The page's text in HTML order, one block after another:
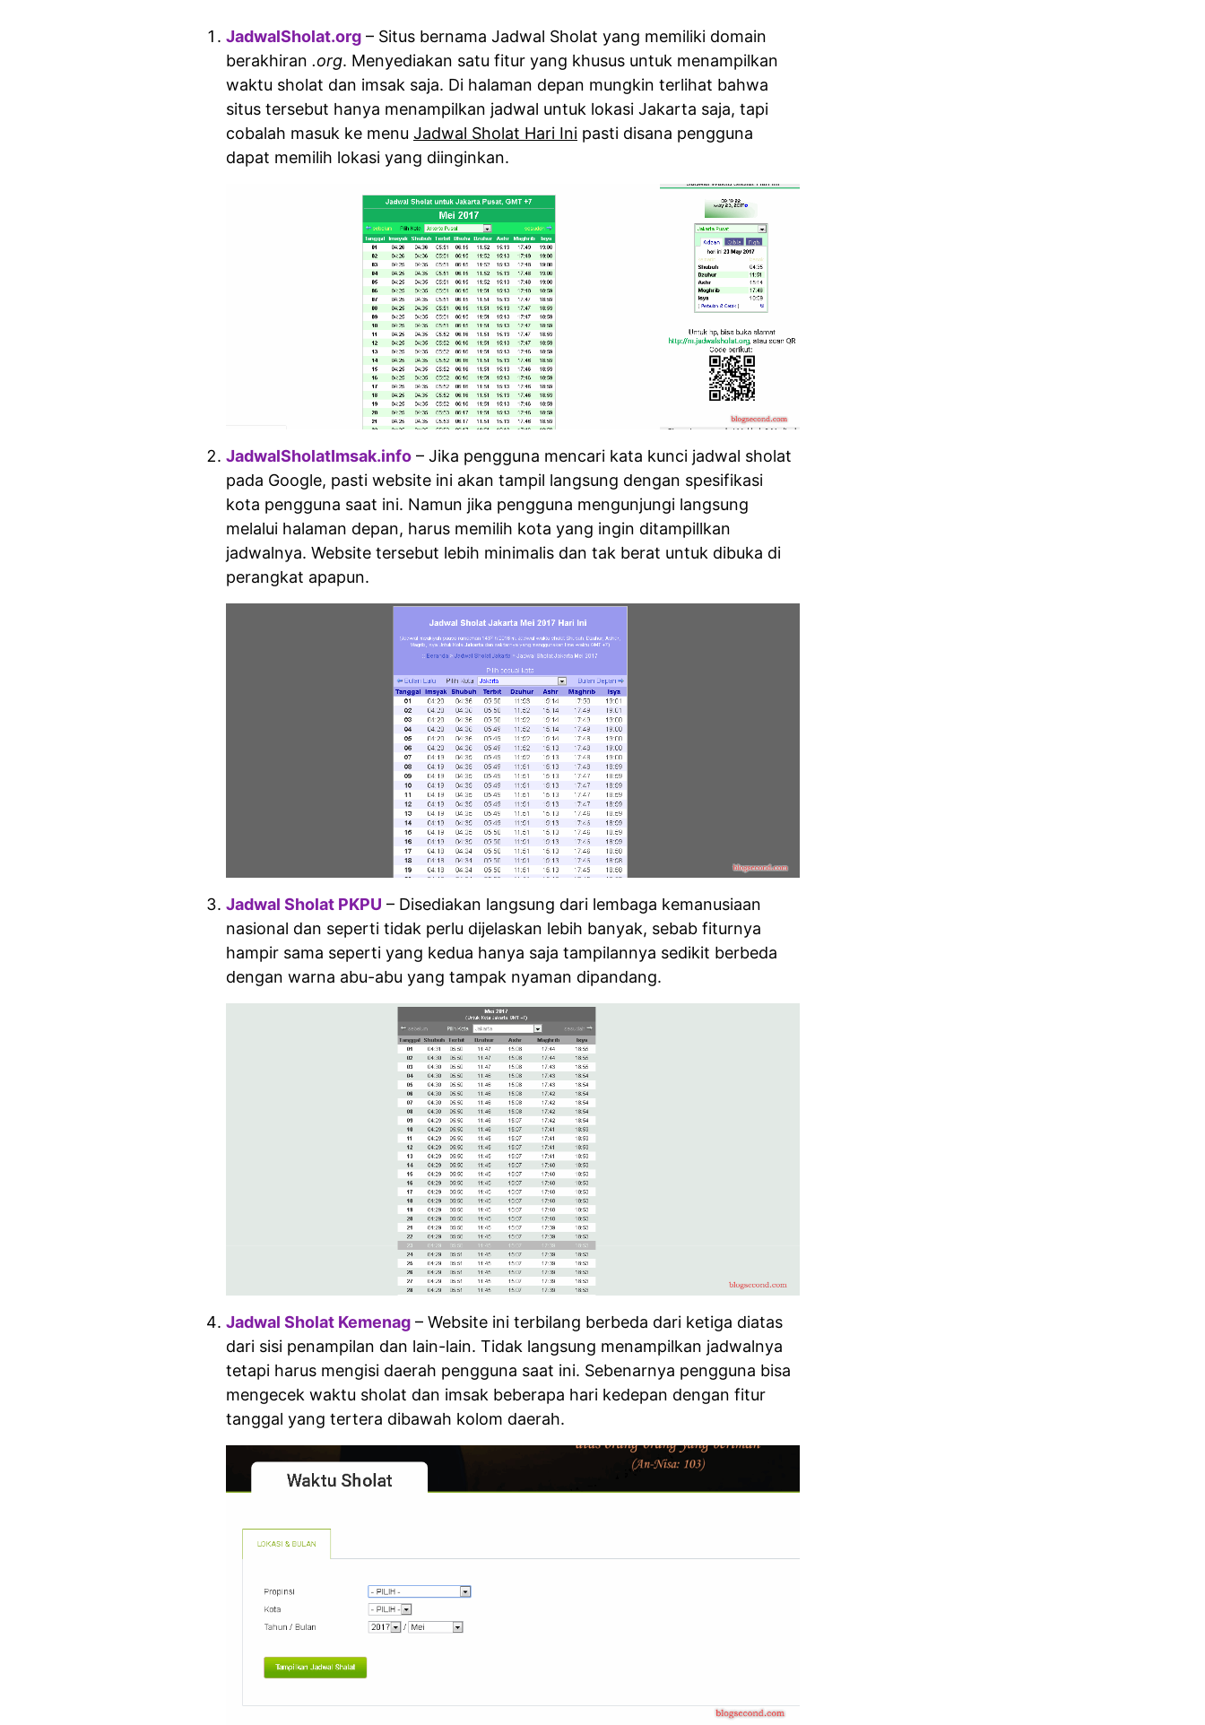
JadwalSholat.org – Situs bernama Jadwal Sholat yang memiliki domain
berakhiran .org. Menyediakan satu fitur yang khusus untuk menampilkan
waktu sholat dan imsak saja. Di halaman depan mungkin terlihat bahwa
situs tersebut hanya menampilkan jadwal untuk lokasi Jakarta saja, tapi
cobalah masuk ke menu Jadwal Sholat Hari Ini pasti disana pengguna
dapat memilih lokasi yang diinginkan.
JadwalSholatImsak.info – Jika pengguna mencari kata kunci jadwal sholat
pada Google, pasti website ini akan tampil langsung dengan spesifikasi
kota pengguna saat ini. Namun jika pengguna mengunjungi langsung
melalui halaman depan, harus memilih kota yang ingin ditampillkan
jadwalnya. Website tersebut lebih minimalis dan tak berat untuk dibuka di
perangkat apapun.
Jadwal Sholat PKPU – Disediakan langsung dari lembaga kemanusiaan
nasional dan seperti tidak perlu dijelaskan lebih banyak, sebab fiturnya
hampir sama seperti yang kedua hanya saja tampilannya sedikit berbeda
dengan warna abu-abu yang tampak nyaman dipandang.
Jadwal Sholat Kemenag – Website ini terbilang berbeda dari ketiga diatas
dari sisi penampilan dan lain-lain. Tidak langsung menampilkan jadwalnya
tetapi harus mengisi daerah pengguna saat ini. Sebenarnya pengguna bisa
mengecek waktu sholat dan imsak beberapa hari kedepan dengan fitur
tanggal yang tertera dibawah kolom daerah.